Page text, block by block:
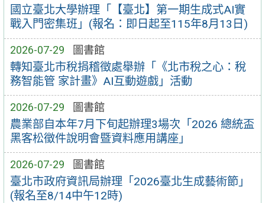
國立臺北大學辦理「【臺北】第一期生成式AI實
戰入門密集班」(報名：即日起至115年8月13日)
2026-07-29 圖書館
轉知臺北市稅捐稽徵處舉辦「《北市稅之心：稅
務智能管 家計畫》AI互動遊戲」活動
2026-07-29 圖書館
農業部自本年7月下旬起辦理3場次「2026 總統盃
黑客松徵件說明會暨資料應用講座」
2026-07-29 圖書館
臺北市政府資訊局辦理「2026臺北生成藝術節」
(報名至8/14中午12時)